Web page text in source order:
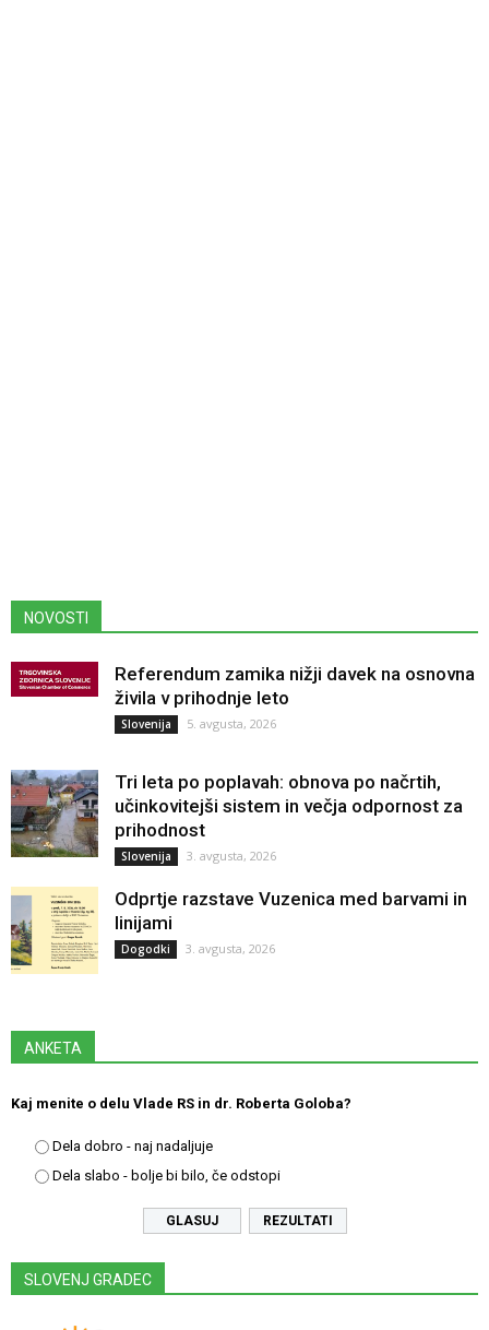
NOVOSTI
Referendum zamika nižji davek na osnovna
živila v prihodnje leto
Slovenija 5. avgusta, 2026
Tri leta po poplavah: obnova po načrtih,
učinkovitejši sistem in večja odpornost za
prihodnost
Slovenija 3. avgusta, 2026
Odprtje razstave Vuzenica med barvami in
linijami
Dogodki 3. avgusta, 2026
ANKETA
Kaj menite o delu Vlade RS in dr. Roberta Goloba?
Dela dobro - naj nadaljuje
Dela slabo - bolje bi bilo, če odstopi
REZULTATI
SLOVENJ GRADEC